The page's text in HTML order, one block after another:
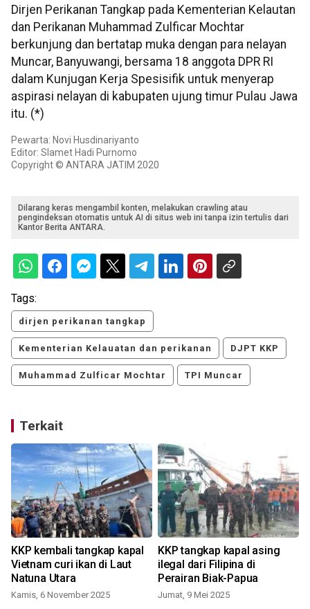
Dirjen Perikanan Tangkap pada Kementerian Kelautan
dan Perikanan Muhammad Zulficar Mochtar
berkunjung dan bertatap muka dengan para nelayan
Muncar, Banyuwangi, bersama 18 anggota DPR RI
dalam Kunjugan Kerja Spesisifik untuk menyerap
aspirasi nelayan di kabupaten ujung timur Pulau Jawa
itu. (*)
Pewarta: Novi Husdinariyanto
Editor: Slamet Hadi Purnomo
Copyright © ANTARA JATIM 2020
Dilarang keras mengambil konten, melakukan crawling atau
pengindeksan otomatis untuk AI di situs web ini tanpa izin tertulis dari
Kantor Berita ANTARA.
Tags:
dirjen perikanan tangkap
Kementerian Kelauatan dan perikanan DJPT KKP
Muhammad Zulficar Mochtar TPI Muncar
Terkait
KKP kembali tangkap kapal
Vietnam curi ikan di Laut
Natuna Utara
Kamis, 6 November 2025
KKP tangkap kapal asing
ilegal dari Filipina di
Perairan Biak-Papua
Jumat, 9 Mei 2025